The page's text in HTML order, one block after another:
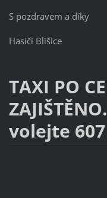
S pozdravem a díky
Hasiči Blišice
TAXI PO
volejte 607